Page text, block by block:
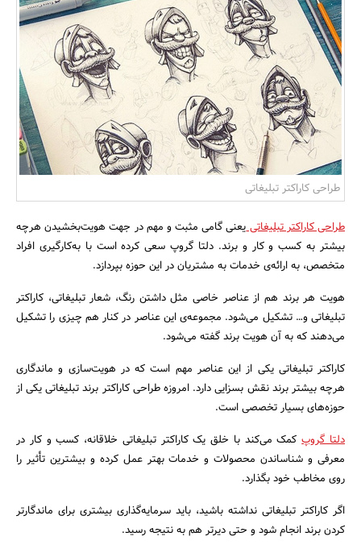
بانک، بیمه و سرمایه
مسکن و ساختمان
طراحی کاراکتر تبلیغاتی
طراحی کاراکتر تبلیغاتییعنی گامی مثبت و مهم در جهت هویت‌بخشیدن هرچه
بیشتر به کسب و کار و برند. دلتا گروپ سعی کرده است با به‌کارگیری افراد
متخصص، به ارائه‌ی خدمات به مشتریان در این حوزه بپردازد.
هویت هر برند هم از عناصر خاصی مثل داشتن رنگ، شعار تبلیغاتی، کاراکتر
تبلیغاتی و… تشکیل می‌شود. مجموعه‌ی این عناصر در کنار هم چیزی را تشکیل
می‌دهند که به آن هویت برند گفته می‌شود.
کاراکتر تبلیغاتی یکی از این عناصر مهم است که در هویت‌سازی و ماندگاری
هرچه بیشتر برند نقش بسزایی دارد. امروزه طراحی کاراکتر برند تبلیغاتی یکی از
حوزه‌های بسیار تخصصی است.
دلتا گروپکمک می‌کند با خلق یک کاراکتر تبلیغاتی خلاقانه، کسب و کار در
معرفی و شناساندن محصولات و خدمات بهتر عمل کرده و بیشترین تأثیر را
روی مخاطب خود بگذارد.
اگر کاراکتر تبلیغاتی نداشته باشید، باید سرمایه‌گذاری بیشتری برای ماندگارتر
کردن برند انجام شود و حتی دیرتر هم به نتیجه رسید.